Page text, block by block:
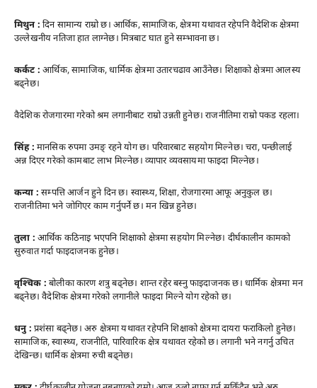
मिथुन : दिन सामान्य राम्रो छ। आर्थिक, सामाजिक, क्षेत्रमा यथावत रहेपनि वैदेशिक क्षेत्रमा
उल्लेखनीय नतिजा हात लाग्नेछ। मित्रबाट घात हुने सम्भावना छ।
कर्कट : आर्थिक, सामाजिक, धार्मिक क्षेत्रमा उतारचढाव आउँनेछ। शिक्षाको क्षेत्रमा आलस्य
बढ्नेछ।
वैदेशिक रोजगारमा गरेको श्रम लगानीबाट राम्रो उन्नती हुनेछ। राजनीतिमा राम्रो पकड रहला।
सिंह : मानसिक रुपमा उमङ् रहने योग छ। परिवारबाट सहयोग मिल्नेछ। चरा, पन्छीलाई
अन्न दिएर गरेको कामबाट लाभ मिल्नेछ। व्यापार व्यवसायमा फाइदा मिल्नेछ।
कन्या : सम्पत्ति आर्जन हुने दिन छ। स्वास्थ्य, शिक्षा, रोजगारमा आफू अनुकुल छ।
राजनीतिमा भने जोगिएर काम गर्नुपर्ने छ। मन खिन्न हुनेछ।
तुला : आर्थिक कठिनाइ भएपनि शिक्षाको क्षेत्रमा सहयोग मिल्नेछ। दीर्घकालीन कामको
सुरुवात गर्दा फाइदाजनक हुनेछ।
वृश्चिक : बोलीका कारण शत्रु बढ्नेछ। शान्त रहेर बस्नु फाइदाजनक छ। धार्मिक क्षेत्रमा मन
बढ्नेछ। वैदेशिक क्षेत्रमा गरेको लगानीले फाइदा मिल्ने योग रहेको छ।
धनु : प्रशंसा बढ्नेछ। अरु क्षेत्रमा यथावत रहेपनि शिक्षाको क्षेत्रमा दायरा फराकिलो हुनेछ।
सामाजिक, स्वास्थ्य, राजनीति, पारिवारिक क्षेत्र यथावत रहेको छ। लगानी भने नगर्नु उचित
देखिन्छ। धार्मिक क्षेत्रमा रुची बढ्नेछ।